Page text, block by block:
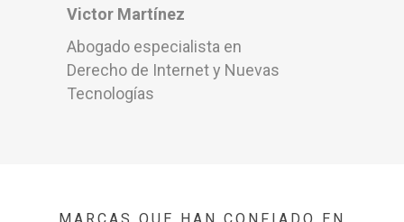
Victor Martínez
Abogado especialista en
Derecho de Internet y Nuevas
Tecnologías